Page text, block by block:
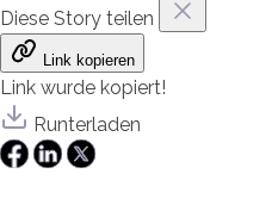
Diese Story teilen
Link kopieren
Link wurde kopiert!
Runterladen